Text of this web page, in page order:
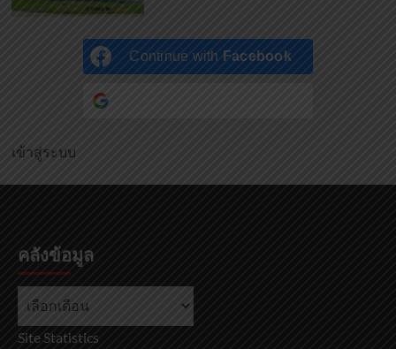
Continue with Facebook
เข้าสู่ระบบ
คลังข้อมูล
Site Statistics